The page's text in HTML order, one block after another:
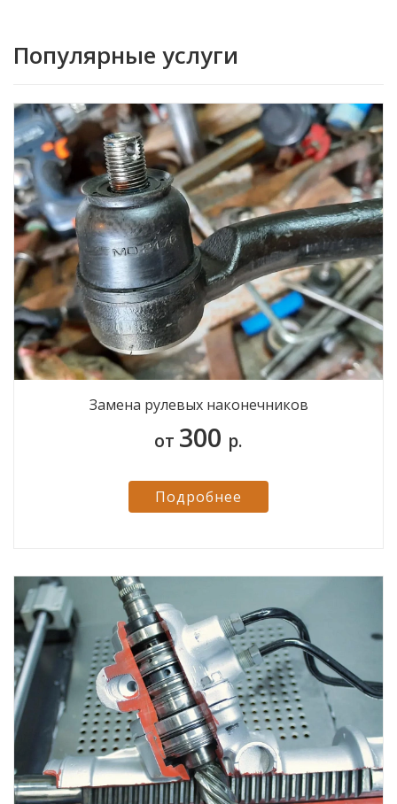
Популярные услуги
Замена рулевых наконечников
от 300 р.
Подробнее